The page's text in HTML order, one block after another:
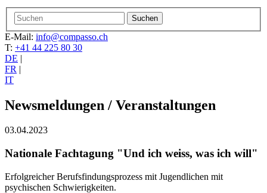
E-Mail: info@compasso.ch
T: +41 44 225 80 30
DE |
FR |
IT
Newsmeldungen / Veranstaltungen
03.04.2023
Nationale Fachtagung "Und ich weiss, was ich will"
Erfolgreicher Berufsfindungsprozess mit Jugendlichen mit
psychischen Schwierigkeiten.